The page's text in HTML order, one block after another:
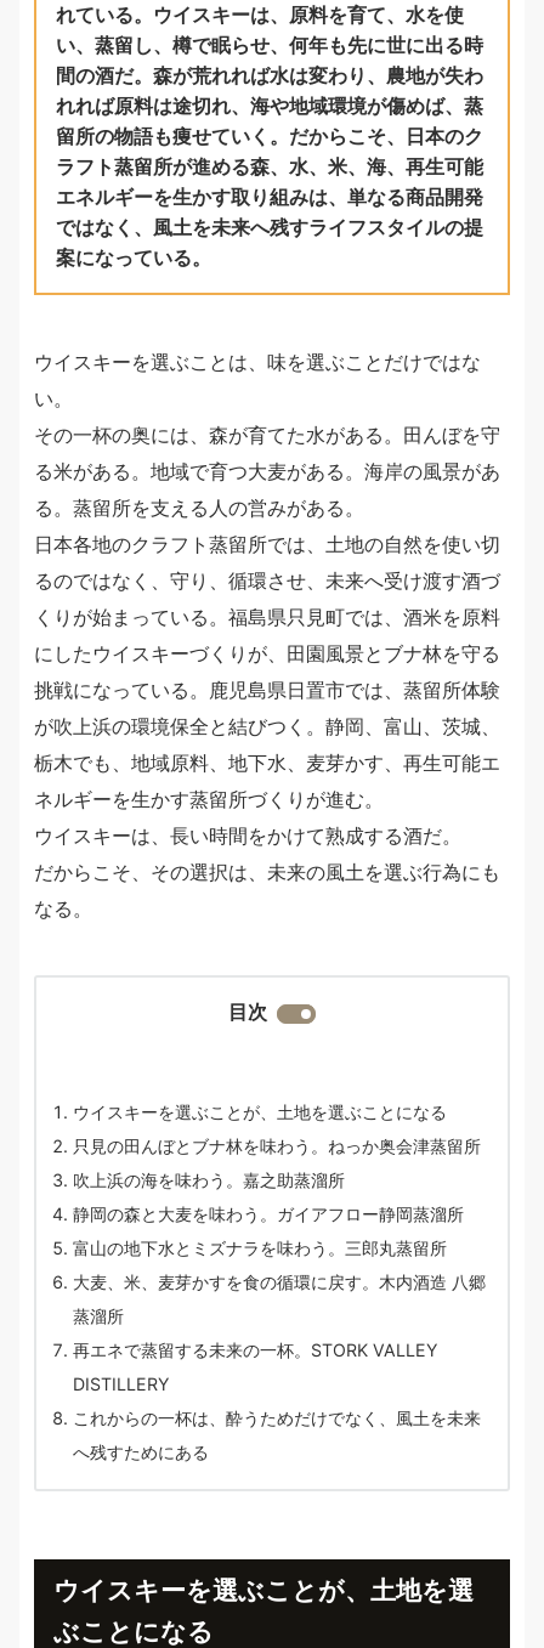
れている。ウイスキーは、原料を育て、水を使
い、蒸留し、樽で眠らせ、何年も先に世に出る時
間の酒だ。森が荒れれば水は変わり、農地が失わ
れれば原料は途切れ、海や地域環境が傷めば、蒸
留所の物語も痩せていく。だからこそ、日本のク
ラフト蒸留所が進める森、水、米、海、再生可能
エネルギーを生かす取り組みは、単なる商品開発
ではなく、風土を未来へ残すライフスタイルの提
案になっている。
ウイスキーを選ぶことは、味を選ぶことだけではな
い。
その一杯の奥には、森が育てた水がある。田んぼを守
る米がある。地域で育つ大麦がある。海岸の風景があ
る。蒸留所を支える人の営みがある。
日本各地のクラフト蒸留所では、土地の自然を使い切
るのではなく、守り、循環させ、未来へ受け渡す酒づ
くりが始まっている。福島県只見町では、酒米を原料
にしたウイスキーづくりが、田園風景とブナ林を守る
挑戦になっている。鹿児島県日置市では、蒸留所体験
が吹上浜の環境保全と結びつく。静岡、富山、茨城、
栃木でも、地域原料、地下水、麦芽かす、再生可能エ
ネルギーを生かす蒸留所づくりが進む。
ウイスキーは、長い時間をかけて熟成する酒だ。
だからこそ、その選択は、未来の風土を選ぶ行為にも
なる。
目次
ウイスキーを選ぶことが、土地を選ぶことになる
只見の田んぼとブナ林を味わう。ねっか奥会津蒸留所
吹上浜の海を味わう。嘉之助蒸溜所
静岡の森と大麦を味わう。ガイアフロー静岡蒸溜所
富山の地下水とミズナラを味わう。三郎丸蒸留所
大麦、米、麦芽かすを食の循環に戻す。木内酒造 八郷
蒸溜所
再エネで蒸留する未来の一杯。STORK VALLEY
DISTILLERY
これからの一杯は、酔うためだけでなく、風土を未来
へ残すためにある
ウイスキーを選ぶことが、土地を選
ぶことになる